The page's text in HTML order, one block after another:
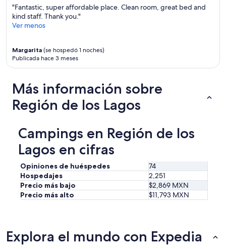
"Fantastic, super affordable place. Clean room, great bed and
kind staff. Thank you."
Ver menos
Margarita (se hospedó 1 noches)
Publicada hace 3 meses
Más información sobre
Región de los Lagos
Campings en Región de los
Lagos en cifras
Opiniones de huéspedes
74
Hospedajes
2,251
Precio más bajo
$2,869 MXN
Precio más alto
$11,793 MXN
Explora el mundo con Expedia